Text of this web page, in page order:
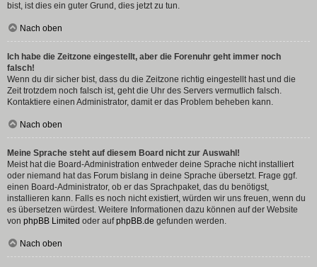
bist, ist dies ein guter Grund, dies jetzt zu tun.
Nach oben
Ich habe die Zeitzone eingestellt, aber die Forenuhr geht immer noch
falsch!
Wenn du dir sicher bist, dass du die Zeitzone richtig eingestellt hast und die
Zeit trotzdem noch falsch ist, geht die Uhr des Servers vermutlich falsch.
Kontaktiere einen Administrator, damit er das Problem beheben kann.
Nach oben
Meine Sprache steht auf diesem Board nicht zur Auswahl!
Meist hat die Board-Administration entweder deine Sprache nicht installiert
oder niemand hat das Forum bislang in deine Sprache übersetzt. Frage ggf.
einen Board-Administrator, ob er das Sprachpaket, das du benötigst,
installieren kann. Falls es noch nicht existiert, würden wir uns freuen, wenn du
es übersetzen würdest. Weitere Informationen dazu können auf der Website
von phpBB Limited oder aufphpBB.de gefunden werden.
Nach oben